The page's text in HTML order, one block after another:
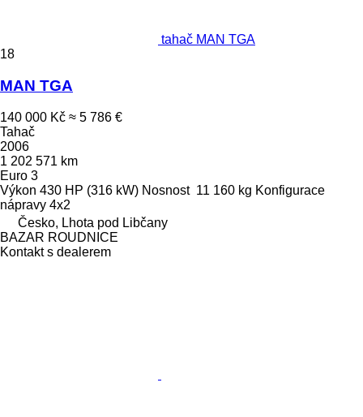
tahač MAN TGA
18
MAN TGA
140 000 Kč ≈ 5 786 €
Tahač
2006
1 202 571 km
Euro 3
Výkon 430 HP (316 kW) Nosnost 11 160 kg Konfigurace
nápravy 4x2
Česko, Lhota pod Libčany
BAZAR ROUDNICE
Kontakt s dealerem